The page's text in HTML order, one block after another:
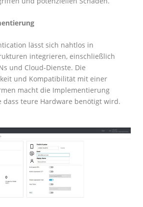
lässt sich nahtlos in
integrieren, einschließlich
und Cloud-Dienste. Die
und Kompatibilität mit einer
macht die Implementierung
dass teure Hardware benötigt wird.